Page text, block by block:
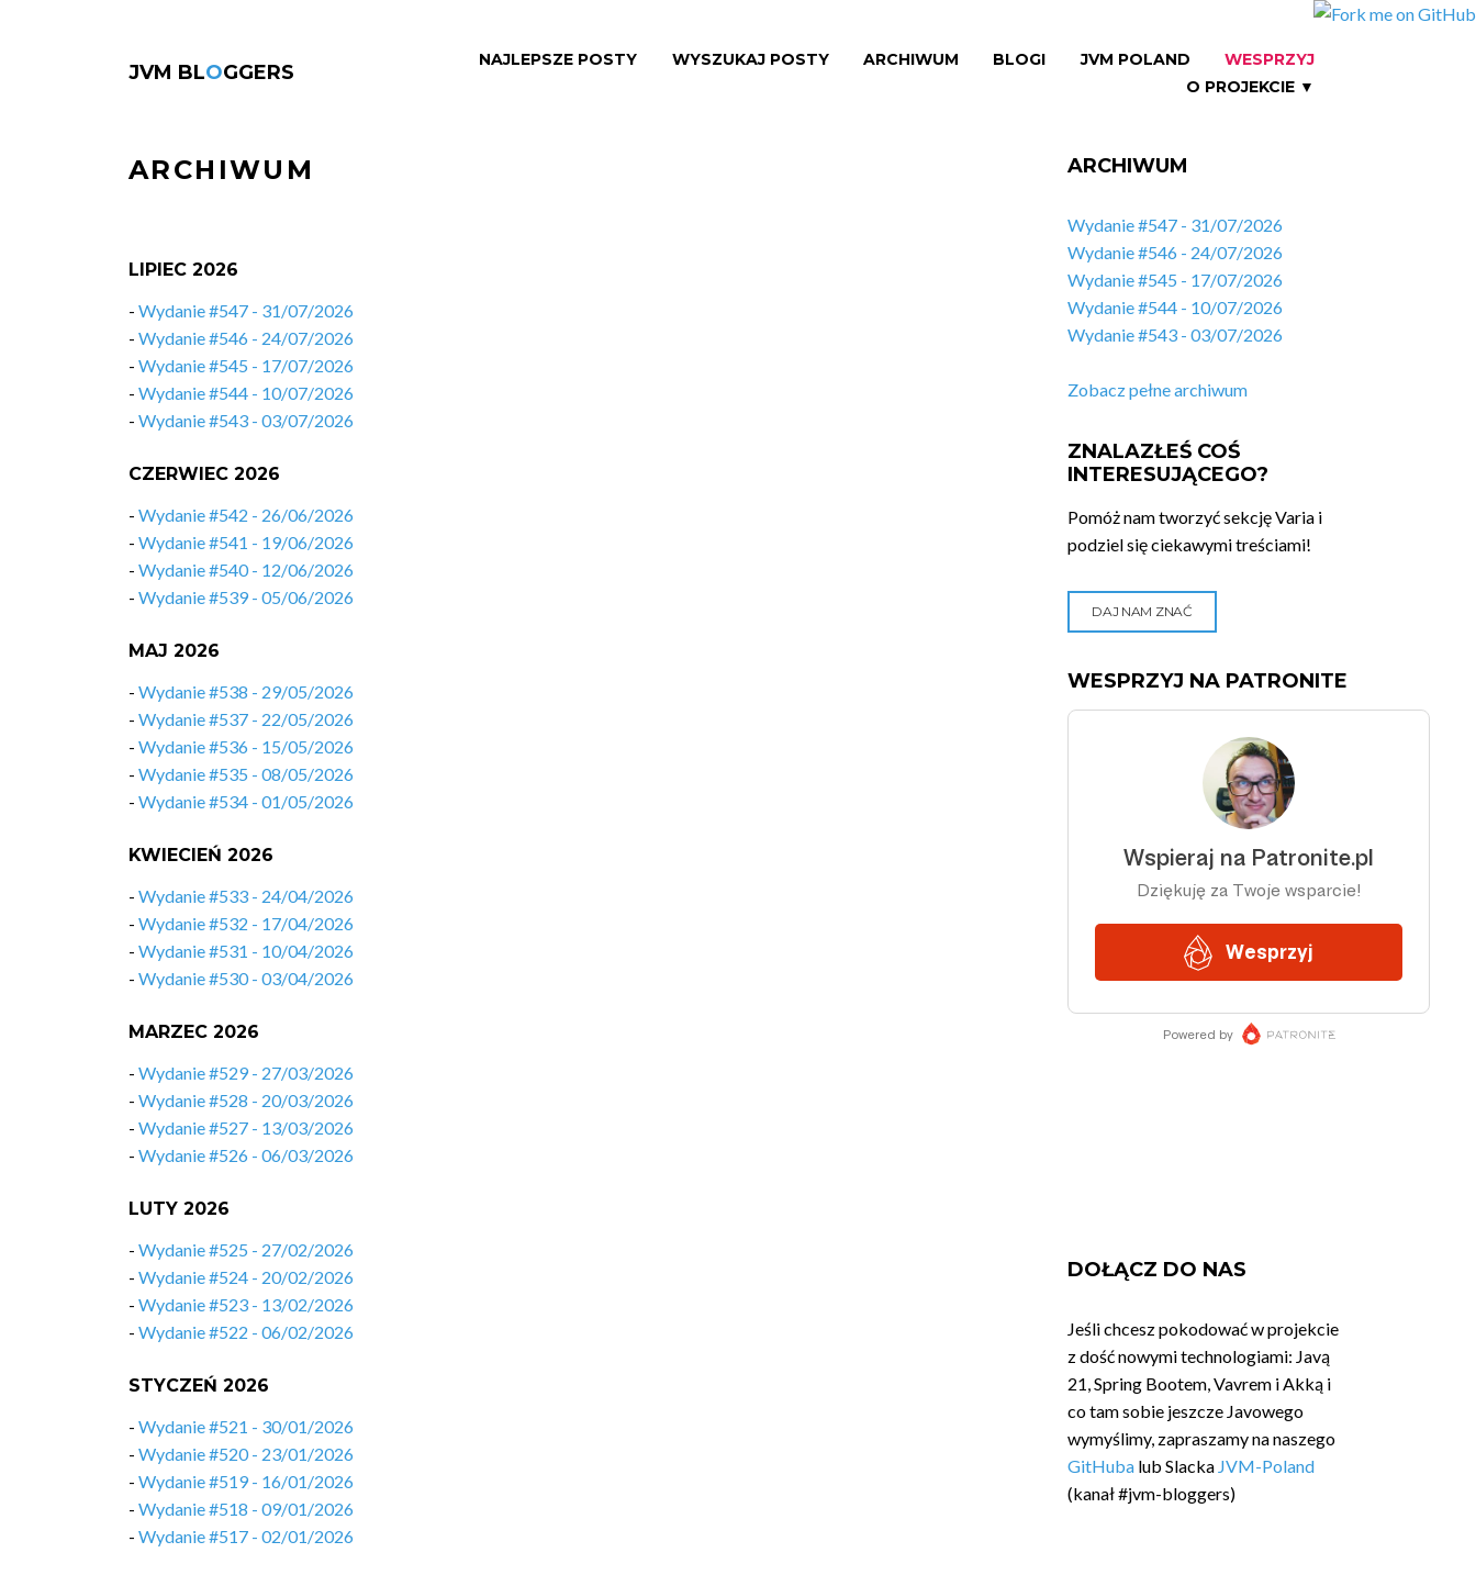
JVM BLOGGERS
NAJLEPSZE POSTY WYSZUKAJ POSTY ARCHIWUM BLOGI JVM POLAND
WESPRZYJ
O PROJEKCIE ▼
ARCHIWUM
LIPIEC 2026
- Wydanie #547 - 31/07/2026
- Wydanie #546 - 24/07/2026
- Wydanie #545 - 17/07/2026
- Wydanie #544 - 10/07/2026
- Wydanie #543 - 03/07/2026
CZERWIEC 2026
- Wydanie #542 - 26/06/2026
- Wydanie #541 - 19/06/2026
- Wydanie #540 - 12/06/2026
- Wydanie #539 - 05/06/2026
MAJ 2026
- Wydanie #538 - 29/05/2026
- Wydanie #537 - 22/05/2026
- Wydanie #536 - 15/05/2026
- Wydanie #535 - 08/05/2026
- Wydanie #534 - 01/05/2026
KWIECIEŃ 2026
- Wydanie #533 - 24/04/2026
- Wydanie #532 - 17/04/2026
- Wydanie #531 - 10/04/2026
- Wydanie #530 - 03/04/2026
MARZEC 2026
- Wydanie #529 - 27/03/2026
- Wydanie #528 - 20/03/2026
- Wydanie #527 - 13/03/2026
- Wydanie #526 - 06/03/2026
LUTY 2026
- Wydanie #525 - 27/02/2026
- Wydanie #524 - 20/02/2026
- Wydanie #523 - 13/02/2026
- Wydanie #522 - 06/02/2026
STYCZEŃ 2026
- Wydanie #521 - 30/01/2026
- Wydanie #520 - 23/01/2026
- Wydanie #519 - 16/01/2026
- Wydanie #518 - 09/01/2026
- Wydanie #517 - 02/01/2026
ARCHIWUM
Wydanie #547 - 31/07/2026
Wydanie #546 - 24/07/2026
Wydanie #545 - 17/07/2026
Wydanie #544 - 10/07/2026
Wydanie #543 - 03/07/2026
Zobacz pełne archiwum
ZNALAZŁEŚ COŚ
INTERESUJĄCEGO?
Pomóż nam tworzyć sekcję Varia i
podziel się ciekawymi treściami!
DAJ NAM ZNAĆ
WESPRZYJ NA PATRONITE
DOŁĄCZ DO NAS
Jeśli chcesz pokodować w projekcie
z dość nowymi technologiami: Javą
21, Spring Bootem, Vavrem i Akką i
co tam sobie jeszcze Javowego
wymyślimy, zapraszamy na naszego
GitHuba lub Slacka JVM-Poland
(kanał #jvm-bloggers)